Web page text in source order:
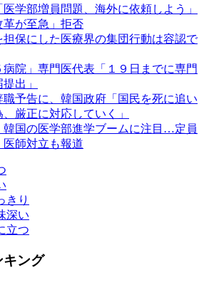
学部増員問題、海外に依頼しよう」
が至急」拒否
担保にした医療界の集団行動は容認で
病院」専門医代表「１９日までに専門
出」
予告に、韓国政府「国民を死に追い
厳正に対応していく」
韓国の医学部進学ブームに注目…定員
師対立も報道
きり
深い
立つ
キング